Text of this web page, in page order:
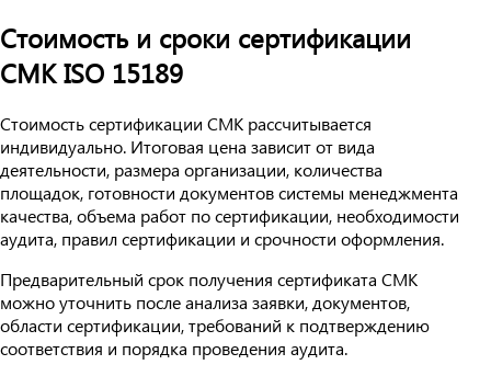
Стоимость и сроки сертификации
СМК ISO 15189
Стоимость сертификации СМК рассчитывается
индивидуально. Итоговая цена зависит от вида
деятельности, размера организации, количества
площадок, готовности документов системы менеджмента
качества, объема работ по сертификации, необходимости
аудита, правил сертификации и срочности оформления.
Предварительный срок получения сертификата СМК
можно уточнить после анализа заявки, документов,
области сертификации, требований к подтверждению
соответствия и порядка проведения аудита.